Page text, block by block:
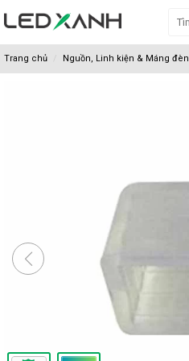
Trang chủ Nguồn, Linh kiện & Máng đèn